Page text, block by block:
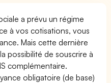
a prévu un régime
à vos cotisations, vous
Mais cette dernière
possibilité de souscrire à
complémentaire.
obligatoire (de base)